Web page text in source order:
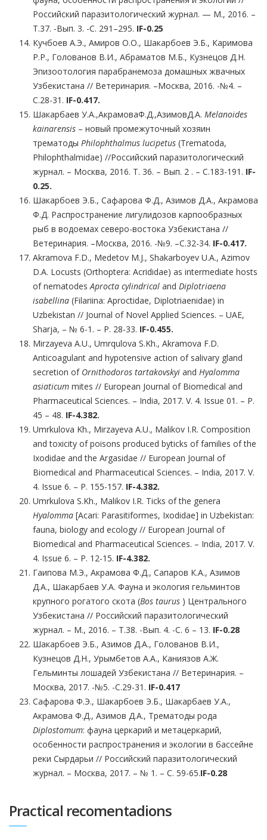
Российский паразитологический журнал. — М., 2016. –
Т.37. -Вып. 3. -С. 291–295. IF-0.25
Кучбоев А.Э., Амиров О.О., Шакарбоев Э.Б., Каримова
Р.Р., Голованов В.И., Абраматов М.Б., Кузнецов Д.Н.
Эпизоотология парабранемоза домашных жвачных
Узбекистана // Ветеринария. –Москва, 2016. -№4. –
С.28-31. IF-0.417.
Шакарбаев У.А.,АкрамоваФ.Д.,АзимовД.А. Melanoides
kainarensis – новый промежуточный хозяин
трематоды Philophthalmus lucipetus (Trematoda,
Philophthalmidae) //Российский паразитологический
журнал. – Москва, 2016. Т. 36. – Вып. 2 . – С.183-191. IF-
0.25.
Шакарбоев Э.Б., Сафарова Ф.Д., Азимов Д.А., Акрамова
Ф.Д. Распространение лигулидозов карпообразных
рыб в водоемах северо-востока Узбекистана //
Ветеринария. –Москва, 2016. -№9. –С.32-34. IF-0.417.
Akramova F.D., Medetov M.J., Shakarboyev U.A., Azimov
D.A. Locusts (Orthoptera: Acrididae) as intermediate hosts
of nematodesAprocta cylindrical and Diplotriaena
isabellina (Filariina: Aproctidae, Diplotriaenidae) in
Uzbekistan // Journal of Novel Applied Sciences. – UAE,
Sharja, – № 6-1. – P. 28-33. IF-0.455.
Mirzayeva A.U., Umrqulova S.Kh., Akramova F.D.
Anticoagulant and hypotensive action of salivary gland
secretion of Ornithodoros tartakovskyi and Hyalomma
asiaticum mites // European Journal of Biomedical and
Pharmaceutical Sciences. – India, 2017. V. 4. Issue 01. – Р.
45 – 48. IF-4.382.
Umrkulova Kh., Mirzayeva A.U., Malikov I.R. Composition
and toxicity of poisons produced byticks of families of the
Ixodidae and the Argasidae // European Journal of
Biomedical and Pharmaceutical Sciences. – India, 2017. V.
4. Issue 6. – Р. 155-157. IF-4.382.
Umrkulova S.Kh., Malikov I.R. Ticks of the genera
Hyalomma [Acari: Parasitiformes, Ixodidae] in Uzbekistan:
fauna, biology and ecology // European Journal of
Biomedical and Pharmaceutical Sciences. – India, 2017. V.
4. Issue 6. – Р. 12-15. IF-4.382.
Гаипова М.Э., Акрамова Ф.Д., Сапаров К.А., Азимов
Д.А., Шакарбаев У.А. Фауна и экология гельминтов
крупного рогатого скота (Bos taurus ) Центрального
Узбекистана // Российский паразитологический
журнал. – М., 2016. – Т.38. -Вып. 4. -С. 6 – 13. IF-0.28
Шакарбоев Э.Б., Азимов Д.А., Голованов В.И.,
Кузнецов Д.Н., Урымбетов А.А., Каниязов А.Ж.
Гельминты лошадей Узбекистана // Ветеринария. –
Москва, 2017. -№5. -С.29-31. IF-0.417
Сафарова Ф.Э., Шакарбоев Э.Б., Шакарбаев У.А.,
Акрамова Ф.Д., Азимов Д.А., Трематоды рода
Diplostomum: фауна церкарий и метацеркарий,
особенности распространения и экологии в бассейне
реки Сырдарьи // Российский паразитологический
журнал. – Москва, 2017. – № 1. – С. 59-65.IF-0.28
Practical recomentadions